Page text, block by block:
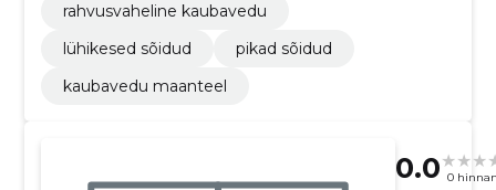
rahvusvaheline kaubavedu
lühikesed sõidud
pikad sõidud
kaubavedu maanteel
0.0 0